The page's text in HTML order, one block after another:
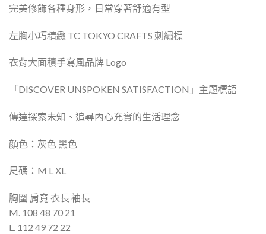
完美修飾各種身形，日常穿著舒適有型
左胸小巧精緻 TC TOKYO CRAFTS 刺繡標
衣背大面積手寫風品牌 Logo
「DISCOVER UNSPOKEN SATISFACTION」主題標語
傳達探索未知、追尋內心充實的生活理念
顏色：灰色 黑色
尺碼：M L XL
胸圍 肩寬 衣長 袖長
M. 108 48 70 21
L. 112 49 72 22